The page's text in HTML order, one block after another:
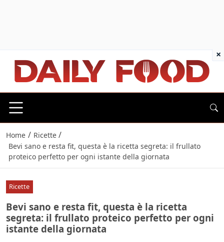
Home / Ricette /
Bevi sano e resta fit, questa è la ricetta segreta: il frullato
proteico perfetto per ogni istante della giornata
Ricette
Bevi sano e resta fit, questa è la ricetta
segreta: il frullato proteico perfetto per ogni
istante della giornata
×